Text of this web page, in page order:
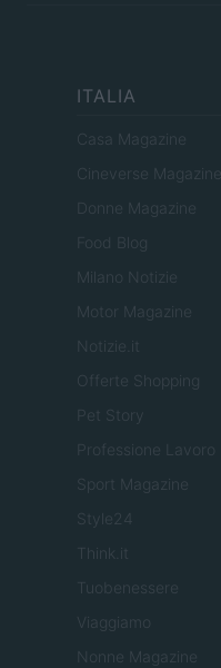
ITALIA
Casa Magazine
Cineverse Magazine
Donne Magazine
Food Blog
Milano Notizie
Motor Magazine
Notizie.it
Offerte Shopping
Pet Story
Professione Lavoro
Sport Magazine
Style24
Think.it
Tuobenessere
Viaggiamo
Nonne Magazine